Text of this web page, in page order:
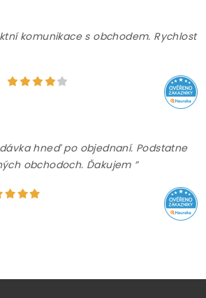
komunikace s obchodem. Rychlost
hneď po objednaní. Podstatne
obchodoch. Ďakujem ”